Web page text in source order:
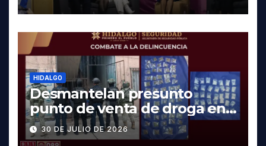
HIDALGO
Desmantelan presunto
punto de venta de droga en
Pachuca; hay dos detenidos
30 DE JULIO DE 2026